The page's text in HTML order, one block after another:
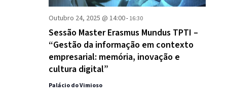
Sessão Master Erasmus Mundus TPTI –
“Gestão da informação em contexto
empresarial: memória, inovação e
cultura digital”
Outubro 24, 2025 @ 14:00-16:30
Palácio do Vimioso